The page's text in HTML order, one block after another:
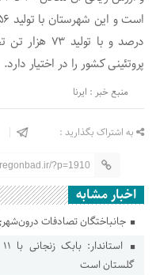
پروتئینی کشور را در اختیار دارد.
منبع خبر : ایرنا
به اشتراک بگذارید :
?p=1910
اخبار مشابه
جانباختگان تصادفات درون‌شهری گلستان ۱۷
گلستان است